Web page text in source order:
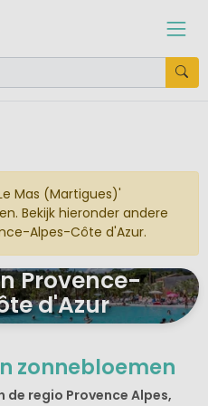
Mas (Martigues)'
Bekijk hieronder andere
Alpes-Côte d'Azur.
Provence-
d'Azur
zonnebloemen
de regio Provence Alpes,